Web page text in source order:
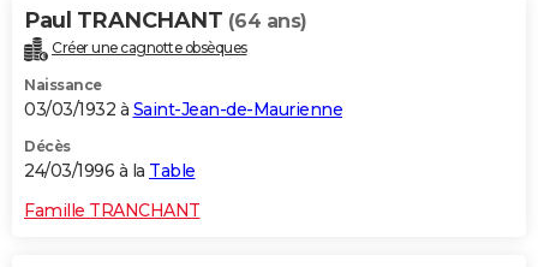
Paul TRANCHANT (64 ans)
Créer une cagnotte obsèques
Naissance
03/03/1932 à Saint-Jean-de-Maurienne
Décès
24/03/1996 à la Table
Famille TRANCHANT